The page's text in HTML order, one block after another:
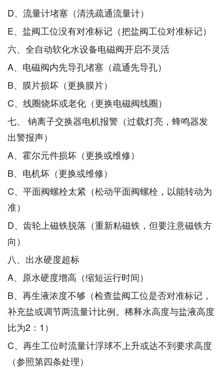
D、流量计堵塞（清洗疏通流量计）
E、盐阀工位没有对准标记（把盐阀工位对准标记）
六、全自动软化水设备电磁阀开启不灵活
A、电磁阀内先导孔堵塞（疏通先导孔）
B、膜片损坏（更换膜片）
C、线圈烧坏或老化（更换电磁阀线圈）
七、 钠离子交换器电机报警（过载灯亮，蜂鸣器发
出警报声）
A、霍尔元件损坏（更换或维修）
B、电机坏（更换或维修）
C、平面阀螺栓太紧（松动平面阀螺栓，以能转动为
准）
D、齿轮上磁铁脱落（重新粘磁铁，但要注意磁铁方
向）
八、出水硬度超标
A、原水硬度增高（缩短运行时间）
B、再生液浓度不够（检查盐阀工位是否对准标记，
补充盐或调节两流量计比例。稀释水高度与盐液高度
比为2：1）
C、再生工位时流量计浮球不上升或达不到要求高度
（参照第四条处理）